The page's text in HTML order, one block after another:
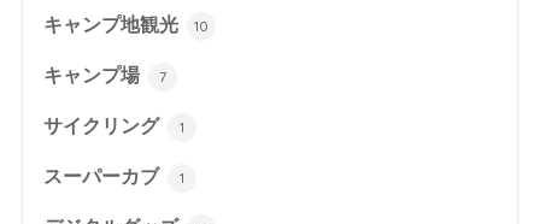
キャンプ地観光 10
キャンプ場 7
サイクリング 1
スーパーカブ 1